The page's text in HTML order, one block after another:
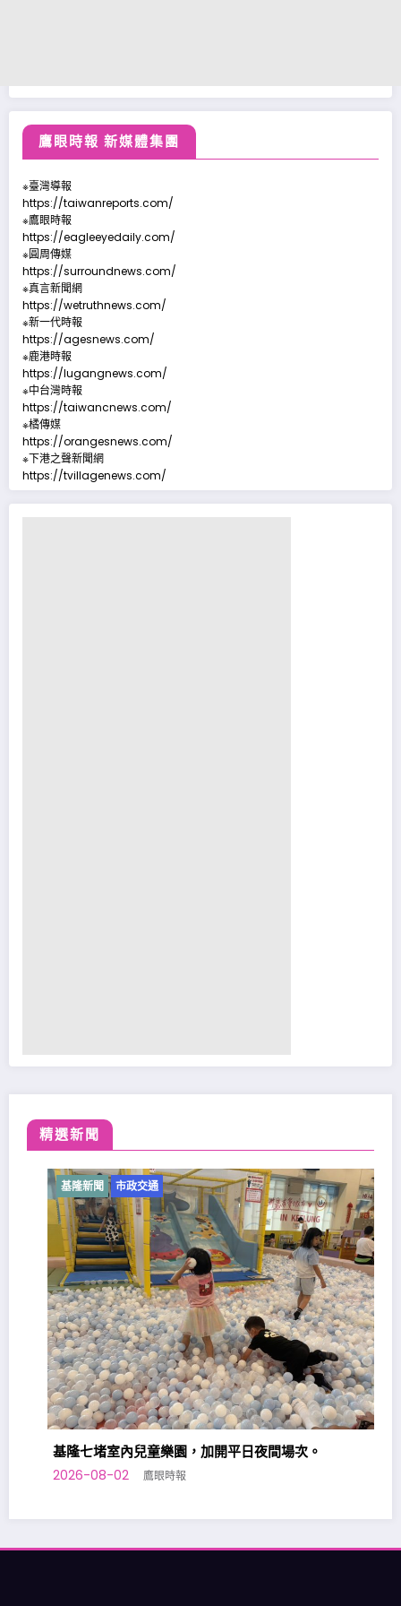
鷹眼時報 新媒體集團
※臺灣導報
https://taiwanreports.com/
※鷹眼時報
https://eagleeyedaily.com/
※圓周傳媒
https://surroundnews.com/
※真言新聞網
https://wetruthnews.com/
※新一代時報
https://agesnews.com/
※鹿港時報
https://lugangnews.com/
※中台灣時報
https://taiwancnews.com/
※橘傳媒
https://orangesnews.com/
※下港之聲新聞網
https://tvillagenews.com/
精選新聞
基隆新聞 市政交通
基隆七堵室內兒童樂園，加開平日夜間場次。
2026-08-02 鷹眼時報